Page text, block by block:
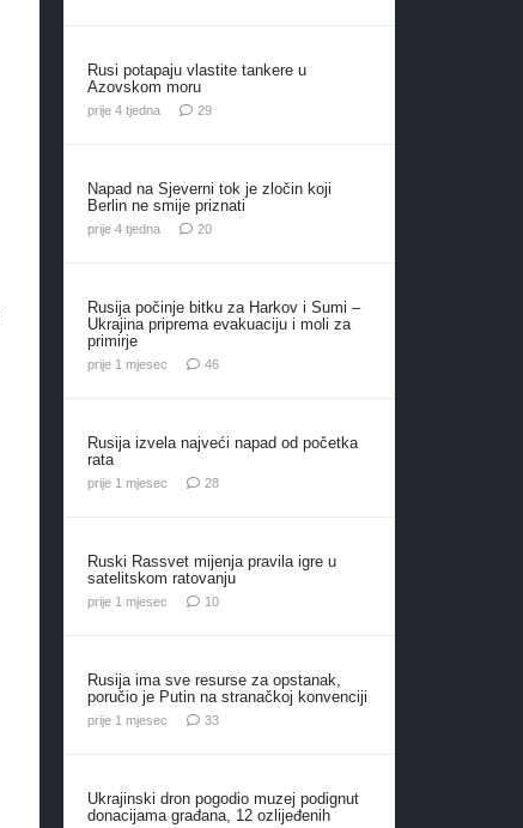
Rusi potapaju vlastite tankere u
Azovskom moru
prije 4 tjedna 29komentara
Napad na Sjeverni tok je zločin koji
Berlin ne smije priznati
prije 4 tjedna 20komentara
Rusija počinje bitku za Harkov i Sumi –
Ukrajina priprema evakuaciju i moli za
primirje
prije 1 mjesec 46komentara
Rusija izvela najveći napad od početka
rata
prije 1 mjesec 28komentara
Ruski Rassvet mijenja pravila igre u
satelitskom ratovanju
prije 1 mjesec 10komentara
Rusija ima sve resurse za opstanak,
poručio je Putin na stranačkoj konvenciji
prije 1 mjesec 33komentara
Ukrajinski dron pogodio muzej podignut
donacijama građana, 12 ozlijeđenih